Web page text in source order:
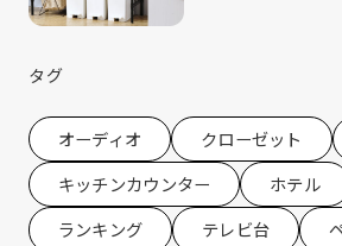
タグ
オーディオ クローゼット
キッチンカウンター
ホテル
ランキング
テレビ台